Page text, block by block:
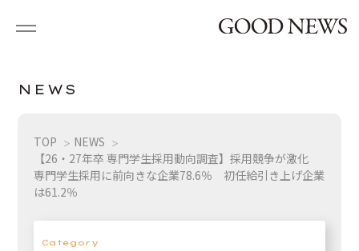
N E W S
TOP
NEWS
【26・27年卒 専門学生採用動向調査】採用競争が激化
専門学生採用に前向きな企業78.6％ 初任給引き上げ企業
は61.2％
Category